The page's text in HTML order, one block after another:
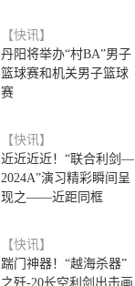
【快讯】
丹阳将举办“村BA”男子
篮球赛和机关男子篮球
赛
【快讯】
近近近近！“联合利剑—
2024A”演习精彩瞬间呈
现之——近距同框
【快讯】
踹门神器！“越海杀器”
之歼-20长空利剑出击画